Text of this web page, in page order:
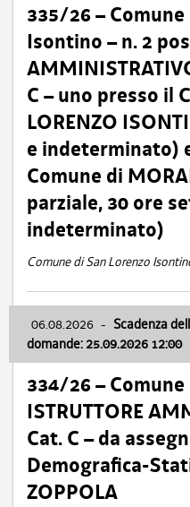
335/26 –
Isontino – n. 2
C – uno presso il
LORENZO
e indeterminato)
Comune di
parziale, 30 ore
indeterminato)
Comune di San Lorenzo
06.08.2026 - Scadenza
domande: 25.09.2026 12:00
334/26 –
ISTRUTTORE
Cat. C – da
Demografica-
ZOPPOLA